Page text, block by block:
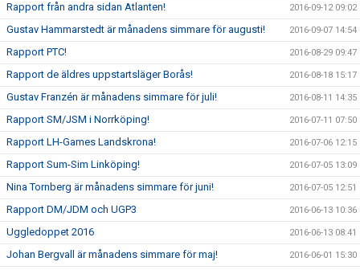
Rapport från andra sidan Atlanten! 2016-09-12 09:02
Gustav Hammarstedt är månadens simmare för augusti! 2016-09-07 14:54
Rapport PTC! 2016-08-29 09:47
Rapport de äldres uppstartsläger Borås! 2016-08-18 15:17
Gustav Franzén är månadens simmare för juli! 2016-08-11 14:35
Rapport SM/JSM i Norrköping! 2016-07-11 07:50
Rapport LH-Games Landskrona! 2016-07-06 12:15
Rapport Sum-Sim Linköping! 2016-07-05 13:09
Nina Tornberg är månadens simmare för juni! 2016-07-05 12:51
Rapport DM/JDM och UGP3 2016-06-13 10:36
Uggledoppet 2016 2016-06-13 08:41
Johan Bergvall är månadens simmare för maj! 2016-06-01 15:30